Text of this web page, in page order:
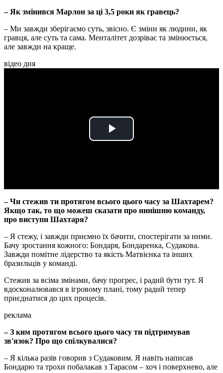
– Як змінився Марлон за ці 3,5 роки як гравець?
– Ми завжди зберігаємо суть, звісно. Є зміни як людини, як
гравця, але суть та сама. Менталітет дозріває та змінюється,
але завжди на краще.
відео дня
Play
– Чи стежив ти протягом всього цього часу за Шахтарем?
Якщо так, то що можеш сказати про нинішню команду,
про виступи Шахтаря?
– Я стежу, і завжди приємно їх бачити, спостерігати за ними.
Бачу зростання кожного: Бондаря, Бондаренка, Судакова.
Завжди помітне лідерство та якість Матвієнка та інших
бразильців у команді.
Стежив за всіма змінами, бачу прогрес, і радий бути тут. Я
вдосконалювався в ігровому плані, тому радий тепер
приєднатися до цих процесів.
реклама
– З ким протягом всього цього часу ти підтримував
зв'язок? Про що спілкувалися?
– Я кілька разів говорив з Судаковим. Я навіть написав
Бондарю та трохи побалакав з Тарасом – хоч і поверхнево, але